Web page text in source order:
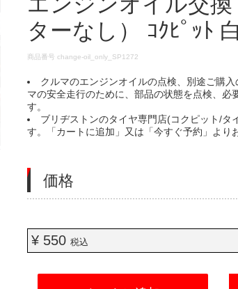
ターなし） ｺｸﾋﾟｯﾄ
DETAILS
商品番号change-oil_only_SP1272
クルマのエンジンオイルの点検、別途ご購
マの安全走行のために、部品の状態を点検、必
す。
ブリヂストンのタイヤ専門店(コクピット/タ
す。「カートに追加」又は「今すぐ予約」より
価格
¥ 550税込
ADD